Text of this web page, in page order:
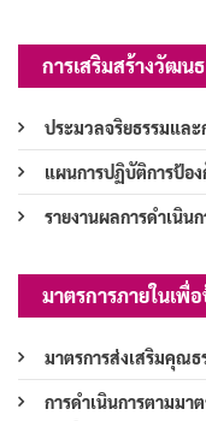
การเสริมสร้างวัฒน
ประมวลจริยธรรมและ
แผนการปฏิบัติการป้อ
รายงานผลการดำเนิน
มาตรการภายในเพื่
มาตรการส่งเสริมคุณธ
การดำเนินการตามมา